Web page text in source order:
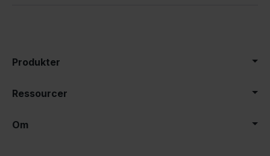
Produkter
Ressourcer
Om